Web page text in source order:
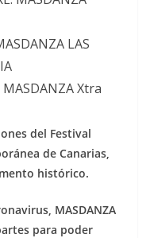
LAS
MASDANZA Xtra
del Festival
de Canarias,
histórico.
MASDANZA
para poder